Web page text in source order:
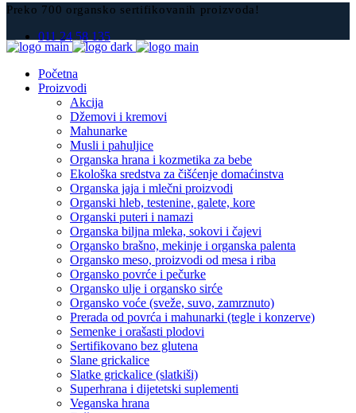
Preko 700 organsko sertifikovanih proizvoda!
011 24 58 135
Početna
Proizvodi
Akcija
Džemovi i kremovi
Mahunarke
Musli i pahuljice
Organska hrana i kozmetika za bebe
Ekološka sredstva za čišćenje domaćinstva
Organska jaja i mlečni proizvodi
Organski hleb, testenine, galete, kore
Organski puteri i namazi
Organska biljna mleka, sokovi i čajevi
Organsko brašno, mekinje i organska palenta
Organsko meso, proizvodi od mesa i riba
Organsko povrće i pečurke
Organsko ulje i organsko sirće
Organsko voće (sveže, suvo, zamrznuto)
Prerada od povrća i mahunarki (tegle i konzerve)
Semenke i orašasti plodovi
Sertifikovano bez glutena
Slane grickalice
Slatke grickalice (slatkiši)
Superhrana i dijetetski suplementi
Veganska hrana